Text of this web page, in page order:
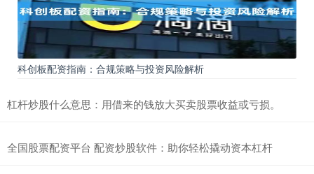
科创板配资指南：合规策略与投资风险解析
杠杆炒股什么意思：用借来的钱放大买卖股票收益或亏损。
全国股票配资平台 配资炒股软件：助你轻松撬动资本杠杆